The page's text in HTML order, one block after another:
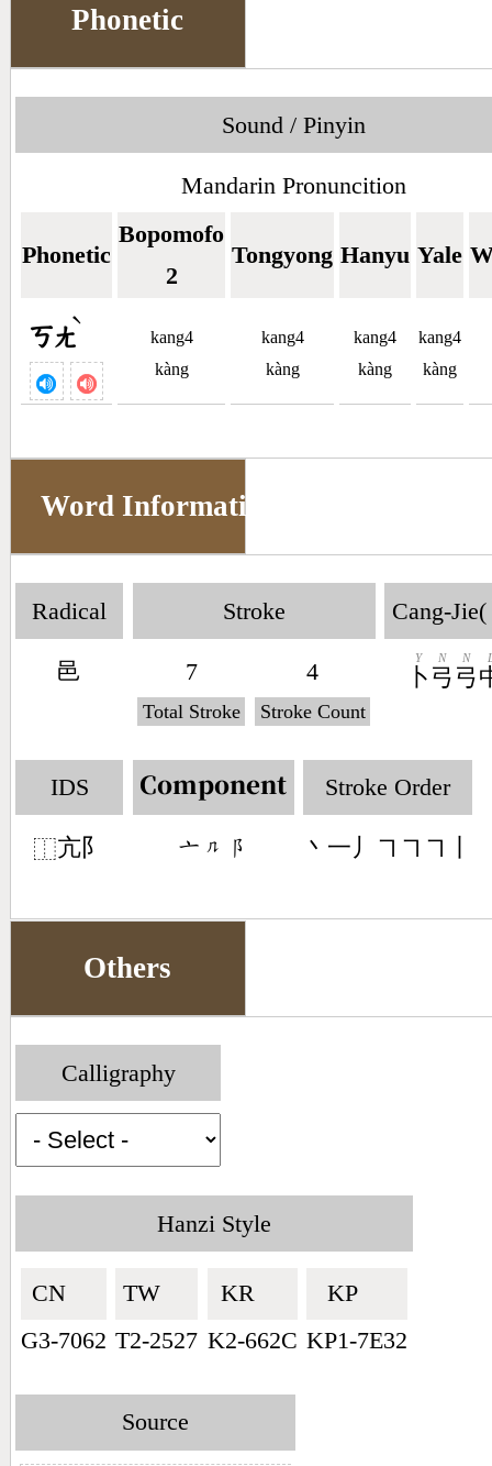
Phonetic
Sound / Pinyin
Mandarin Pronuncition
Phonetic
Bopomofo
2
Tongyong Hanyu Yale
ㄎㄤ
ˋ
kang4
kàng
kang4
kàng
kang4
kàng
kang4
kàng
Word Information
Radical
邑
Stroke
7
Total Stroke
4
Stroke Count
Cang-Jie(
卜
Y
弓
N
弓
N
IDS
⿰亢阝
Component
󶁂󶀺󶂥
Stroke Order
丶一丿㇕㇕㇕丨
Others
Calligraphy
Hanzi Style
CN🇨🇳
G3-7062
TW🇹🇼
T2-2527
KR🇰🇷
K2-662C
KP🇰🇵
KP1-7E32
Source